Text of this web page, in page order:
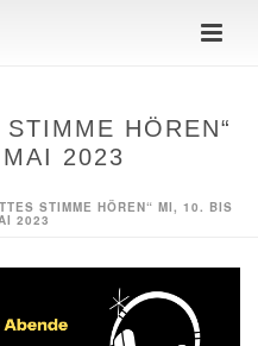
HÖREN“
2023
STIMME HÖREN“ MI, 10. BIS
2023